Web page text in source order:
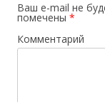
Ваш e-mail не
помечены *
Комментарий